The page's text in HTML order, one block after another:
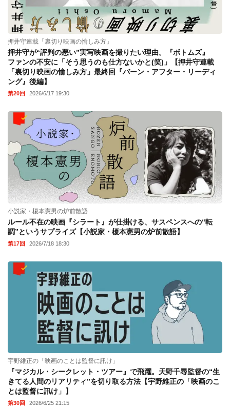
押井守連載「裏切り映画の愉しみ方」
押井守が“評判の悪い”実写映画を撮りたい理由。『ボトムズ』
ファンの不安に「そう思うのも仕方ないかと(笑)」【押井守連載
「裏切り映画の愉しみ方」最終回『バーン・アフター・リーディ
ング』後編】
第20回 2026/6/17 19:30
小説家・榎本憲男の炉前散語
ルール不在の映画『シラート』が仕掛ける、サスペンスへの“転
調”というサプライズ【小説家・榎本憲男の炉前散語】
第17回 2026/7/18 18:30
宇野維正の「映画のことは監督に訊け」
『マジカル・シークレット・ツアー』で飛躍。天野千尋監督の“生
きてる人間のリアリティ”を切り取る方法【宇野維正の「映画のこ
とは監督に訊け」】
第30回 2026/6/25 21:15